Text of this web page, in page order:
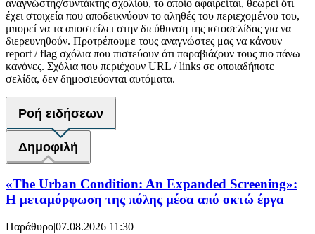
αναγνώστης/συντάκτης σχολίου, το οποίο αφαιρείται, θεωρεί ότι
έχει στοιχεία που αποδεικνύουν το αληθές του περιεχομένου του,
μπορεί να τα αποστείλει στην διεύθυνση της ιστοσελίδας για να
διερευνηθούν. Προτρέπουμε τους αναγνώστες μας να κάνουν
report / flag σχόλια που πιστεύουν ότι παραβιάζουν τους πιο πάνω
κανόνες. Σχόλια που περιέχουν URL / links σε οποιαδήποτε
σελίδα, δεν δημοσιεύονται αυτόματα.
Ροή ειδήσεων
Δημοφιλή
«The Urban Condition: An Expanded Screening»:
Η μεταμόρφωση της πόλης μέσα από οκτώ έργα
Παράθυρο|07.08.2026 11:30